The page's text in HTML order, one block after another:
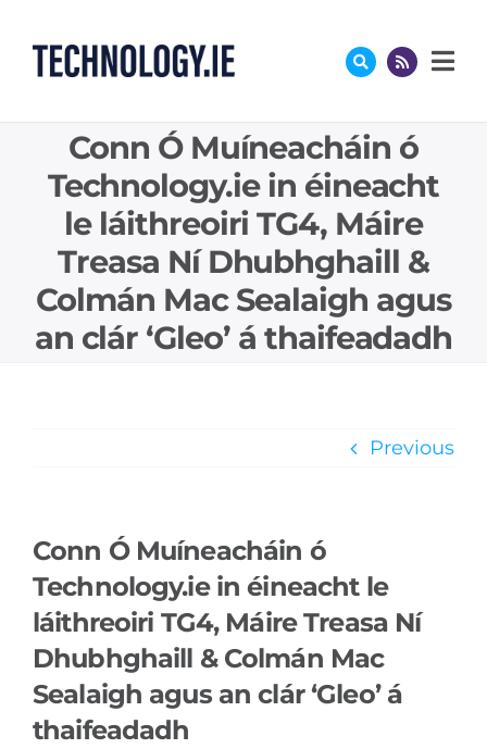
content
Conn Ó Muíneacháin ó
Technology.ie in éineacht
le láithreoiri TG4, Máire
Treasa Ní Dhubhghaill &
Colmán Mac Sealaigh agus
an clár ‘Gleo’ á thaifeadadh
Previous
Conn Ó Muíneacháin ó
Technology.ie in éineacht le
láithreoiri TG4, Máire Treasa Ní
Dhubhghaill & Colmán Mac
Sealaigh agus an clár ‘Gleo’ á
thaifeadadh